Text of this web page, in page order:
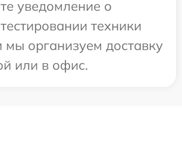
уведомление о
техники
мы организуем доставку
или в офис.